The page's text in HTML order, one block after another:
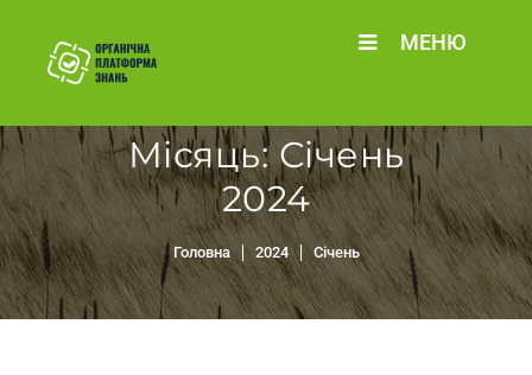
МЕНЮ
Місяць:Січень
2024
Головна 2024 Січень